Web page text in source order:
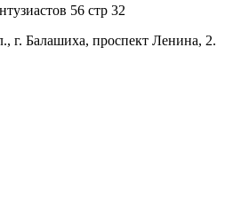
56 стр 32
г. Балашиха, проспект Ленина, 2.